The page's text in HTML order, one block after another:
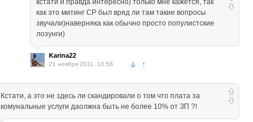
кстати и правда интересно) только мне кажется, так
как это митинг СР был вряд ли там такие вопросы
звучали)наверняка как обычно просто популистские
лозунги)
Karina22
21 ноября 2011, 10:56 ↑
Кстати, а это не здесь ли скандировали о том что плата за
комунальные услуги даолжна быть не более 10% от ЗП ?!